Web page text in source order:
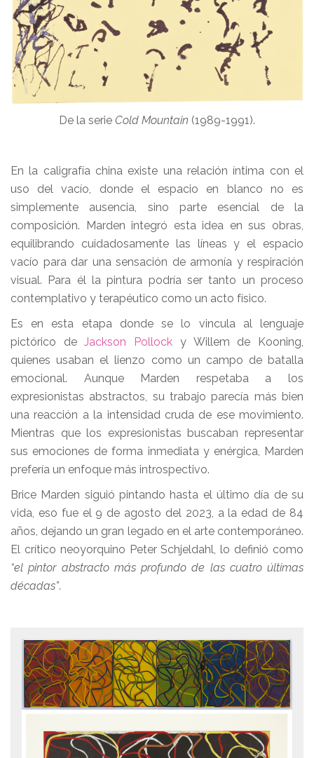
De la serie Cold Mountain (1989-1991).
En la caligrafía china existe una relación íntima con el
uso del vacío, donde el espacio en blanco no es
simplemente ausencia, sino parte esencial de la
composición. Marden integró esta idea en sus obras,
equilibrando cuidadosamente las líneas y el espacio
vacío para dar una sensación de armonía y respiración
visual. Para él la pintura podría ser tanto un proceso
contemplativo y terapéutico como un acto físico.
Es en esta etapa donde se lo vincula al lenguaje
pictórico deJackson Pollock y Willem de Kooning,
quienes usaban el lienzo como un campo de batalla
emocional. Aunque Marden respetaba a los
expresionistas abstractos, su trabajo parecía más bien
una reacción a la intensidad cruda de ese movimiento.
Mientras que los expresionistas buscaban representar
sus emociones de forma inmediata y enérgica, Marden
prefería un enfoque más introspectivo.
Brice Marden siguió pintando hasta el último día de su
vida, eso fue el 9 de agosto del 2023, a la edad de 84
años, dejando un gran legado en el arte contemporáneo.
El crítico neoyorquino Peter Schjeldahl, lo definió como
“el pintor abstracto más profundo de las cuatro últimas
décadas”.